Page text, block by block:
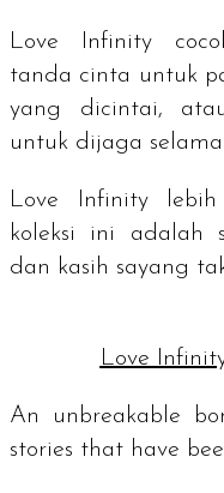
Love Infinity
tanda cinta untuk
yang dicintai,
untuk dijaga
Love Infinity
koleksi ini adalah
dan kasih sayang
Love
An unbreakable
stories that have